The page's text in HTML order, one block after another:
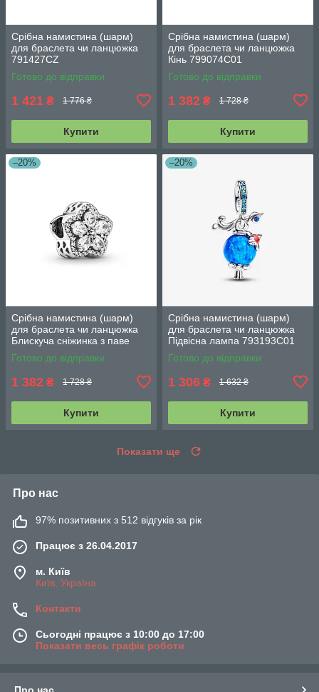
Срібна намистина (шарм)
для браслета чи ланцюжка
791427CZ
Готово до відправки
1 421 ₴ 1 776 ₴
Купити
Срібна намистина (шарм)
для браслета чи ланцюжка
Кінь 799074C01
Готово до відправки
1 382 ₴ 1 728 ₴
Купити
–20%
Срібна намистина (шарм)
для браслета чи ланцюжка
Блискуча сніжинка з паве
799224C01
Готово до відправки
1 382 ₴ 1 728 ₴
Купити
–20%
Срібна намистина (шарм)
для браслета чи ланцюжка
Підвісна лампа 793193C01
Готово до відправки
1 306 ₴ 1 632 ₴
Купити
Показати ще
Про нас
97% позитивних з 512 відгуків за рік
Працює з 26.04.2017
м. Київ
Київ, Україна
Контакти
Сьогодні працює з 10:00 до 17:00
Показати весь графік роботи